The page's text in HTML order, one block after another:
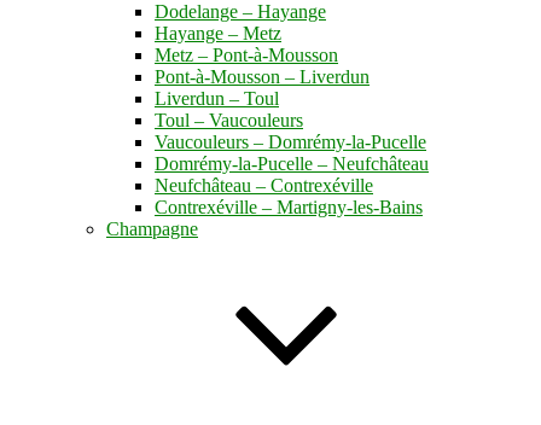
Dodelange – Hayange
Hayange – Metz
Metz – Pont-à-Mousson
Pont-à-Mousson – Liverdun
Liverdun – Toul
Toul – Vaucouleurs
Vaucouleurs – Domrémy-la-Pucelle
Domrémy-la-Pucelle – Neufchâteau
Neufchâteau – Contrexéville
Contrexéville – Martigny-les-Bains
Champagne